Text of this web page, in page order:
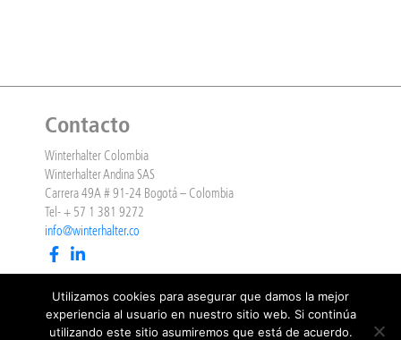
Contacto
Winterhalter Colombia
Winterhalter Andina SAS
Carrera 49A # 91-24 Bogotá – Colombia
Tel- + 57 1 381 9272
info@winterhalter.co
Aviso Legal
Aviso Legal, Política de Privacidad y Política de Cookies
Utilizamos cookies para asegurar que damos la mejor
experiencia al usuario en nuestro sitio web. Si continúa
utilizando este sitio asumiremos que está de acuerdo.